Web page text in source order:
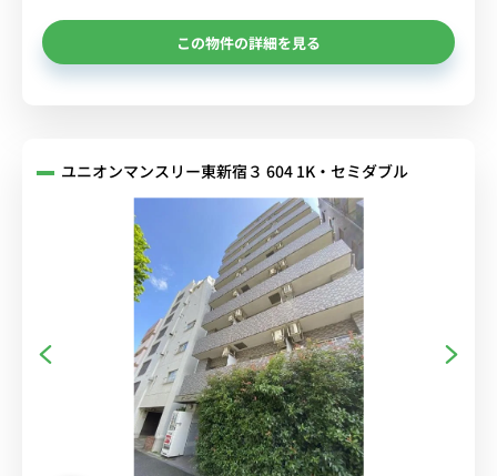
この物件の詳細を見る
ユニオンマンスリー東新宿３ 604 1K・セミダブル